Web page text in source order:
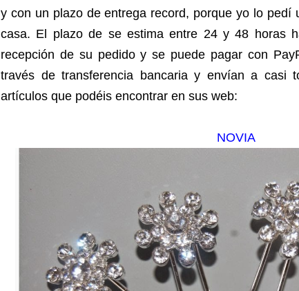
y con un plazo de entrega record, porque yo lo pedí
casa. El plazo de se estima entre 24 y 48 horas
recepción de su pedido yse puede pagar con
través de transferencia bancaria y envían a casi
artículos que podéis encontrar en sus web:
NOVIA